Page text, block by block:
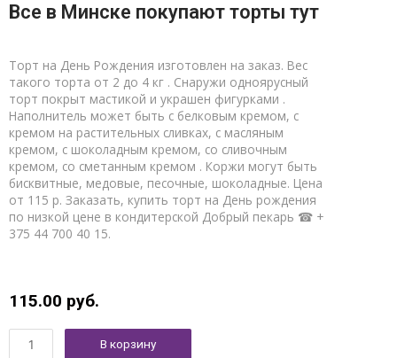
Все в Минске покупают торты тут
Торт на День Рождения изготовлен на заказ. Вес
такого торта от 2 до 4 кг . Снаружи одноярусный
торт покрыт мастикой и украшен фигурками .
Наполнитель может быть с белковым кремом, с
кремом на растительных сливках, с масляным
кремом, с шоколадным кремом, со сливочным
кремом, со сметанным кремом . Коржи могут быть
бисквитные, медовые, песочные, шоколадные. Цена
от 115 р. Заказать, купить торт на День рождения
по низкой цене в кондитерской Добрый пекарь ☎ +
375 44 700 40 15.
115.00 руб.
В корзину